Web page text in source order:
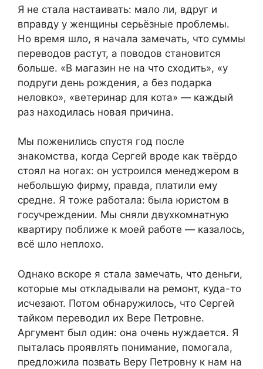
Я не стала настаивать: мало ли, вдруг и
вправду у женщины серьёзные проблемы.
Но время шло, я начала замечать, что суммы
переводов растут, а поводов становится
больше. «В магазин не на что сходить», «у
подруги день рождения, а без подарка
неловко», «ветеринар для кота» — каждый
раз находилась новая причина.
Мы поженились спустя год после
знакомства, когда Сергей вроде как твёрдо
стоял на ногах: он устроился менеджером в
небольшую фирму, правда, платили ему
средне. Я тоже работала: была юристом в
госучреждении. Мы сняли двухкомнатную
квартиру поближе к моей работе — казалось,
всё шло неплохо.
Однако вскоре я стала замечать, что деньги,
которые мы откладывали на ремонт, куда-то
исчезают. Потом обнаружилось, что Сергей
тайком переводил их Вере Петровне.
Аргумент был один: она очень нуждается. Я
пыталась проявлять понимание, помогала,
предложила позвать Веру Петровну к нам на